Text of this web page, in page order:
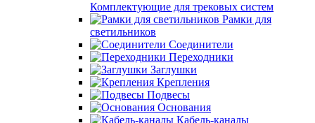
Комплектующие для трековых систем
Рамки для
светильников
Соединители
Переходники
Заглушки
Крепления
Подвесы
Основания
Кабель-каналы